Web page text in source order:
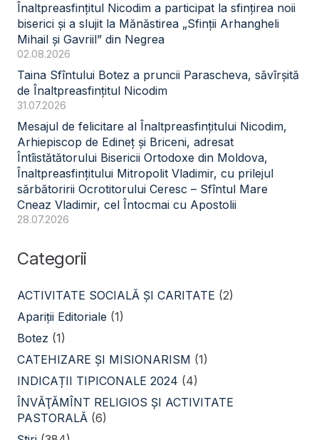
Înaltpreasfințitul Nicodim a participat la sfințirea noii
biserici și a slujit la Mănăstirea „Sfinții Arhangheli
Mihail și Gavriil” din Negrea
02.08.2026
Taina Sfîntului Botez a pruncii Parascheva, săvîrșită
de Înaltpreasfințitul Nicodim
31.07.2026
Mesajul de felicitare al Înaltpreasfințitului Nicodim,
Arhiepiscop de Edineț și Briceni, adresat
Întîistătătorului Bisericii Ortodoxe din Moldova,
Înaltpreasfințitului Mitropolit Vladimir, cu prilejul
sărbătoririi Ocrotitorului Ceresc – Sfîntul Mare
Cneaz Vladimir, cel Întocmai cu Apostolii
28.07.2026
Categorii
ACTIVITATE SOCIALĂ ŞI CARITATE (2)
Apariții Editoriale (1)
Botez (1)
CATEHIZARE ŞI MISIONARISM (1)
INDICAȚII TIPICONALE 2024 (4)
ÎNVĂŢĂMÎNT RELIGIOS ŞI ACTIVITATE
PASTORALĂ (6)